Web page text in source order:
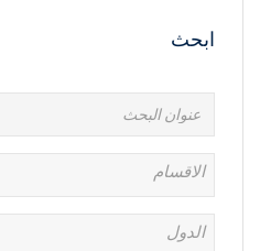
ابحث
الاقسام
الدول